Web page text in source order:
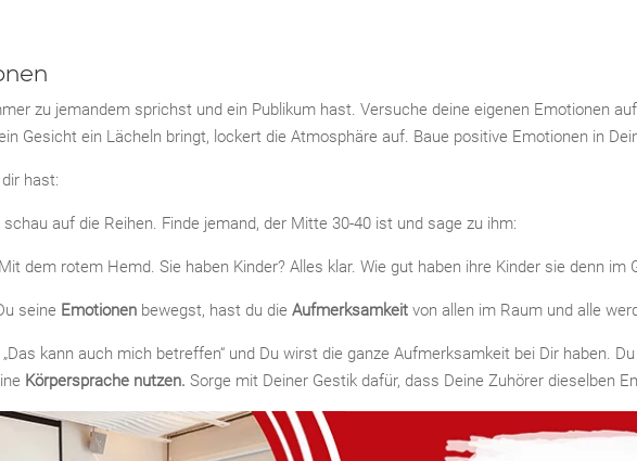
zu jemandem sprichst und ein Publikum hast. Versuche deine eigenen Emotionen
Gesicht ein Lächeln bringt, lockert die Atmosphäre auf. Baue positive Emotionen in
hast:
auf die Reihen. Finde jemand, der Mitte 30-40 ist und sage zu ihm:
dem rotem Hemd. Sie haben Kinder? Alles klar. Wie gut haben ihre Kinder sie denn im
seine Emotionen bewegst, hast du dieAufmerksamkeit von allen im Raum und alle
kann auch mich betreffen“ und Du wirst die ganze Aufmerksamkeit bei Dir haben.
Körpersprache nutzen. Sorge mit Deiner Gestik dafür, dass Deine Zuhörer dieselben